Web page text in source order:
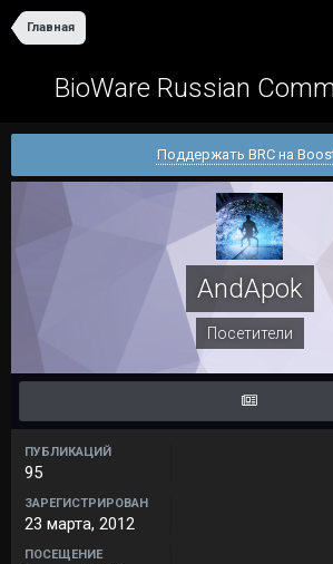
Главная
BioWare Russian
Поддержать BRC на
AndApok
Посетители
ПУБЛИКАЦИЙ
95
ЗАРЕГИСТРИРОВАН
23 марта, 2012
ПОСЕЩЕНИЕ